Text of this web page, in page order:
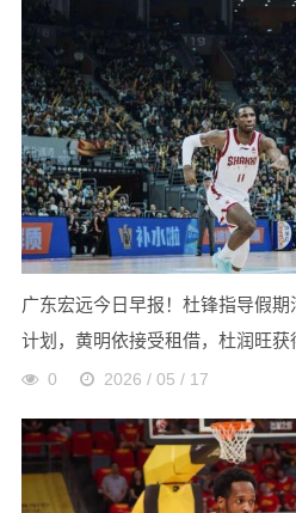
广东宏远今日早报！杜锋指导假
计划，黄明依接受租借，杜润旺获
0 2026 / 05 / 17